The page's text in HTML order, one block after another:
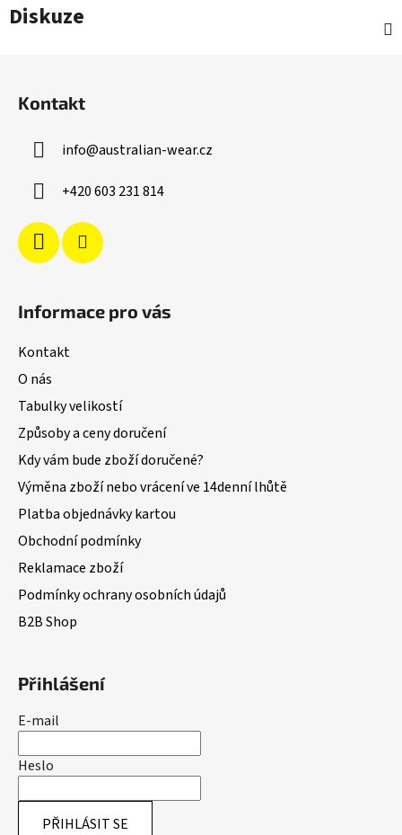
Diskuze
Kontakt
info@australian-wear.cz
+420 603 231 814
Informace pro vás
Kontakt
O nás
Tabulky velikostí
Způsoby a ceny doručení
Kdy vám bude zboží doručené?
Výměna zboží nebo vrácení ve 14denní lhůtě
Platba objednávky kartou
Obchodní podmínky
Reklamace zboží
Podmínky ochrany osobních údajů
B2B Shop
Přihlášení
E-mail
Heslo
PŘIHLÁSIT SE